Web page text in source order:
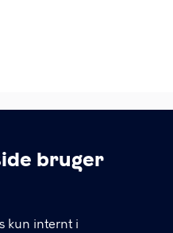
bruger
kun internt i